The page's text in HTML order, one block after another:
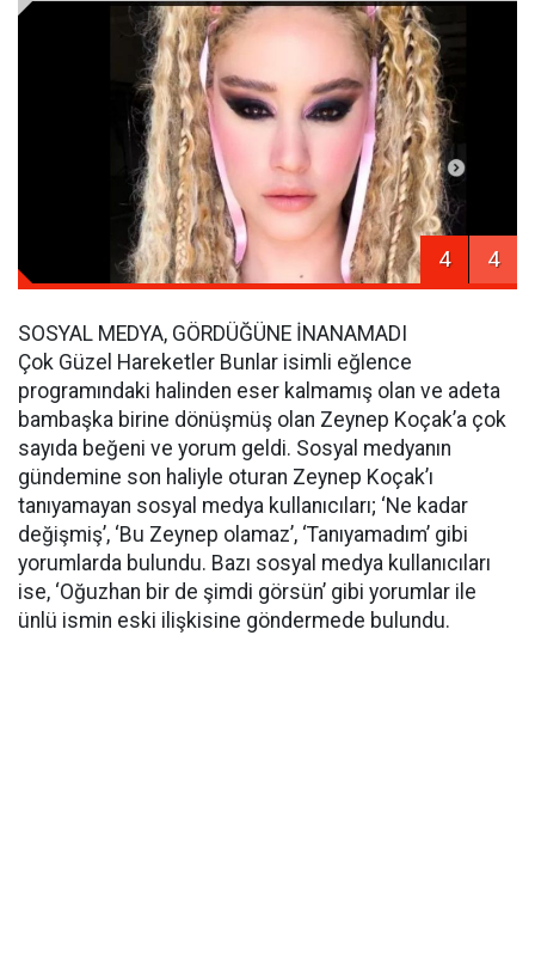
4 4
SOSYAL MEDYA, GÖRDÜĞÜNE İNANAMADI
Çok Güzel Hareketler Bunlar isimli eğlence
programındaki halinden eser kalmamış olan ve adeta
bambaşka birine dönüşmüş olan Zeynep Koçak’a çok
sayıda beğeni ve yorum geldi. Sosyal medyanın
gündemine son haliyle oturan Zeynep Koçak’ı
tanıyamayan sosyal medya kullanıcıları; ‘Ne kadar
değişmiş’, ‘Bu Zeynep olamaz’, ‘Tanıyamadım’ gibi
yorumlarda bulundu. Bazı sosyal medya kullanıcıları
ise, ‘Oğuzhan bir de şimdi görsün’ gibi yorumlar ile
ünlü ismin eski ilişkisine göndermede bulundu.